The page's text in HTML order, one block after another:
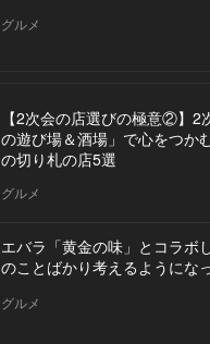
グルメ
【2次会の店選びの極意②】2
の遊び場＆酒場」で心をつか
の切り札の店5選
グルメ
エバラ「黄金の味」とコラボ
のことばかり考えるようにな
グルメ